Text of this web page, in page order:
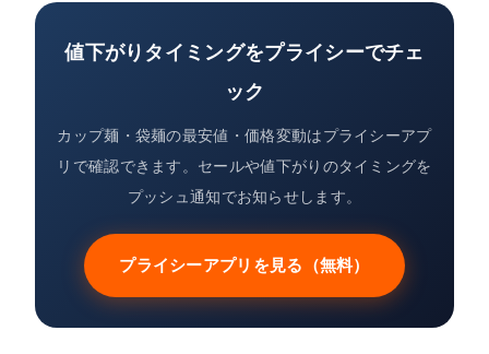
値下がりタイミングをプライシーでチェ
ック
カップ麺・袋麺の最安値・価格変動はプライシーアプ
リで確認できます。セールや値下がりのタイミングを
プッシュ通知でお知らせします。
プライシーアプリを見る（無料）